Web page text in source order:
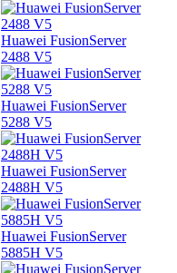
Huawei FusionServer
2488 V5
Huawei FusionServer
5288 V5
Huawei FusionServer
2488H V5
Huawei FusionServer
5885H V5